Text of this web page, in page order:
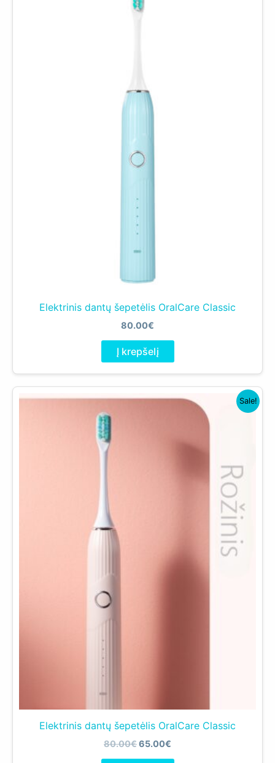
Elektrinis dantų šepetėlis OralCare Classic
80.00€
Į krepšelį
Sale!
Elektrinis dantų šepetėlis OralCare Classic
80.00€Original
65.00€